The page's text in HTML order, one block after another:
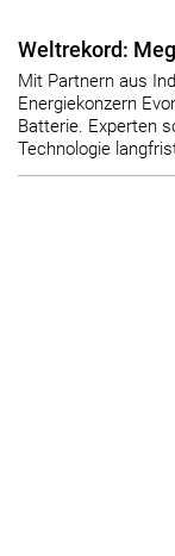
Weltrekord:
Mit Partnern aus
Energiekonzern
Batterie. Experten
Technologie